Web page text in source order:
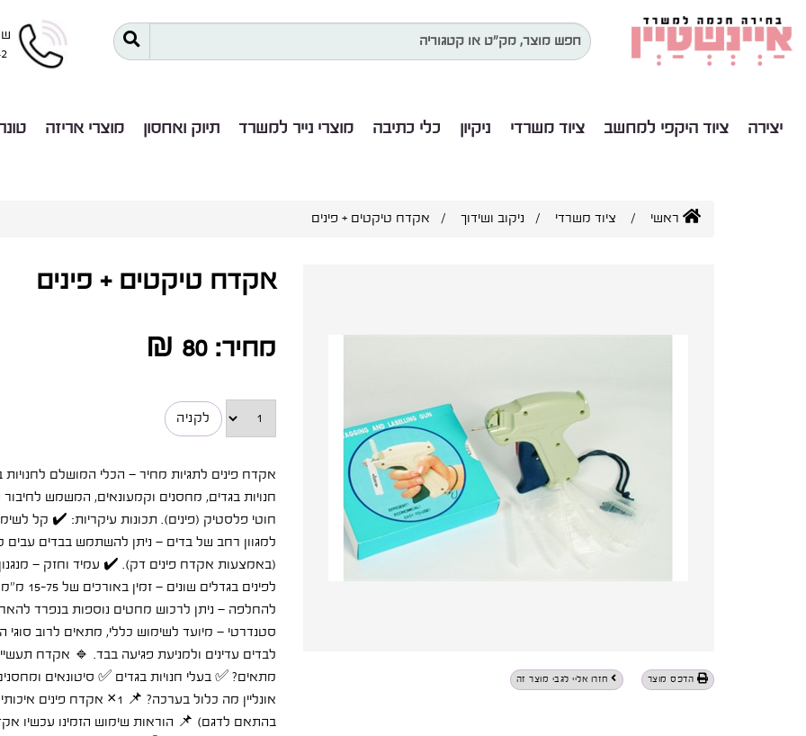
יצירה ציוד היקפי למחשב ציוד משרדי ניקיון כלי כתיבה מוצרי נייר למשרד תיוק ואחסון מוצרי אריזה
ראשי / ציוד משרדי / ניקוב ושידוך / אקדח טיקטים + פינים
אקדח טיקטים + פינים
מחיר:80 ₪
חנויות בגדים, מחסנים וקמעונאים, המשמש לחיבור
חוטי פלסטיק (פינים). תכונות עיקריות: ✔️ קל
למגוון רחב של בדים – ניתן להשתמש בבדים עבים
(באמצעות אקדח פינים דק). ✔️ עמיד וחזק –
להחלפה – ניתן לרכוש מחטים נוספות בנפרד
לבדים עדינים ולמניעת פגיעה בבד. 🔹 אקדח
מתאים? ✅ בעלי חנויות בגדים ✅ סיטונאים
בהתאם לדגם) 📌 הוראות שימוש הזמינו עכשיו
הדפס מוצר חזרו אליי לגבי מוצר זה